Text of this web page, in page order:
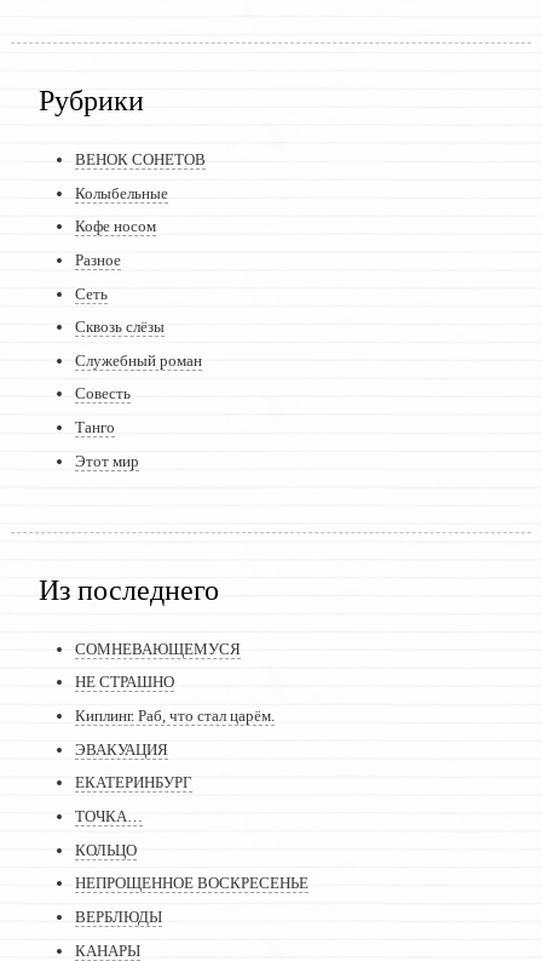
Рубрики
ВЕНОК СОНЕТОВ
Колыбельные
Кофе носом
Разное
Сеть
Сквозь слёзы
Служебный роман
Совесть
Танго
Этот мир
Из последнего
СОМНЕВАЮЩЕМУСЯ
НЕ СТРАШНО
Киплинг. Раб, что стал царём.
ЭВАКУАЦИЯ
ЕКАТЕРИНБУРГ
ТОЧКА…
КОЛЬЦО
НЕПРОЩЕННОЕ ВОСКРЕСЕНЬЕ
ВЕРБЛЮДЫ
КАНАРЫ